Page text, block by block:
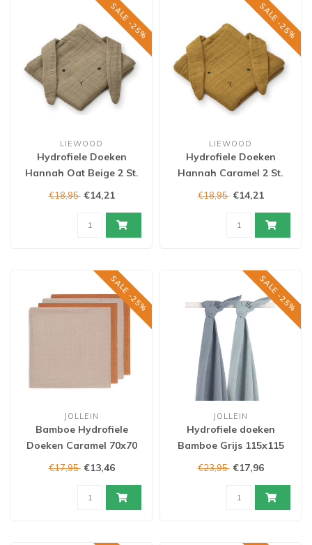
SALE -25%
LIEWOOD
Hydrofiele Doeken
Hannah Oat Beige 2 St.
€18,95 €14,21
SALE -25%
LIEWOOD
Hydrofiele Doeken
Hannah Caramel 2 St.
€18,95 €14,21
SALE -25%
JOLLEIN
Bamboe Hydrofiele
Doeken Caramel 70x70
cm
€17,95 €13,46
SALE -25%
JOLLEIN
Hydrofiele doeken
Bamboe Grijs 115x115
cm
€23,95 €17,96